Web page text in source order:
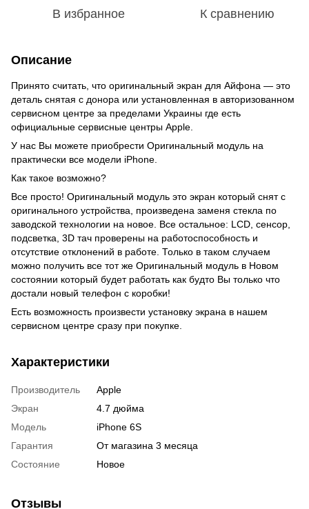
В избранное К сравнению
Описание
Принято считать, что оригинальный экран для Айфона — это
деталь снятая с донора или установленная в авторизованном
сервисном центре за пределами Украины где есть
официальные сервисные центры Apple.
У нас Вы можете приобрести Оригинальный модуль на
практически все модели iPhone.
Как такое возможно?
Все просто! Оригинальный модуль это экран который снят с
оригинального устройства, произведена заменя стекла по
заводской технологии на новое. Все остальное: LCD, сенсор,
подсветка, 3D тач проверены на работоспособность и
отсутствие отклонений в работе. Только в таком случаем
можно получить все тот же Оригинальный модуль в Новом
состоянии который будет работать как будто Вы только что
достали новый телефон с коробки!
Есть возможность произвести установку экрана в нашем
сервисном центре сразу при покупке.
Характеристики
Производитель
Apple
Экран
4.7 дюйма
Модель
iPhone 6S
Гарантия
От магазина 3 месяца
Состояние
Новое
Отзывы